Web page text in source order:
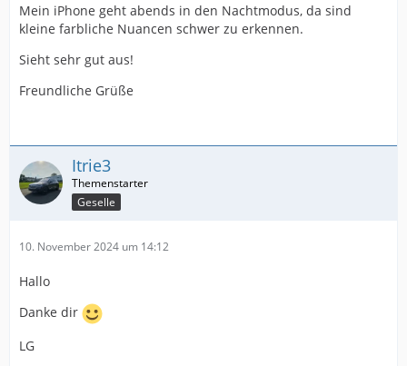
Mein iPhone geht abends in den Nachtmodus, da sind
kleine farbliche Nuancen schwer zu erkennen.
Sieht sehr gut aus!
Freundliche Grüße
Itrie3
Geselle
10. November 2024 um 14:12
Hallo
Danke dir
LG